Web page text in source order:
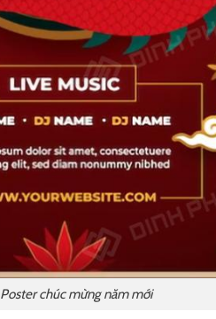
Poster chúc mừng năm mới